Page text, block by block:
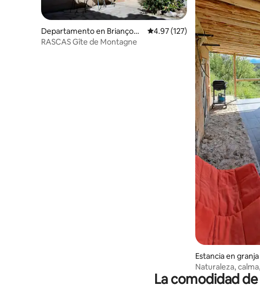
Departamento en Briançonn
et
Calificación promedio: 4.97 de
4.97 (127)
RASCAS Gîte de Montagne
Estancia en granja
ette
Naturaleza,
relajación,
La comodidad